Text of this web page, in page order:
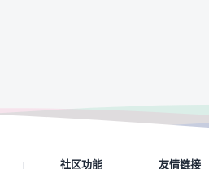
社区功能 友情链接